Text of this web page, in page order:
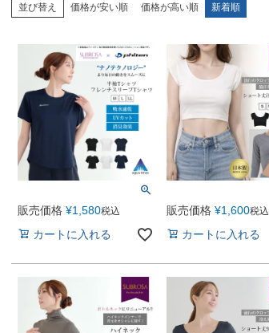
並び替え 価格が安い順 価格が高い順 新着順
販売価格 ¥1,580税込
カートに入れる
販売価格 ¥1,600税込
カートに入れる